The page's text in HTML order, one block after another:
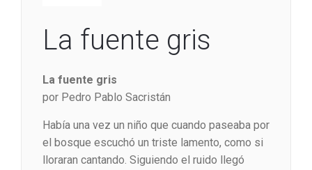
La fuente gris
La fuente gris
por Pedro Pablo Sacristán
Había una vez un niño que cuando paseaba por
el bosque escuchó un triste lamento, como si
lloraran cantando. Siguiendo el ruido llegó